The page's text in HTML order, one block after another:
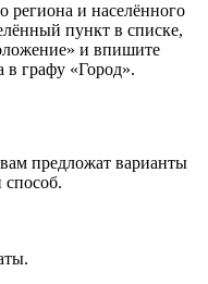
региона и населённого
пункт в списке,
и впишите
в графу «Город».
предложат варианты